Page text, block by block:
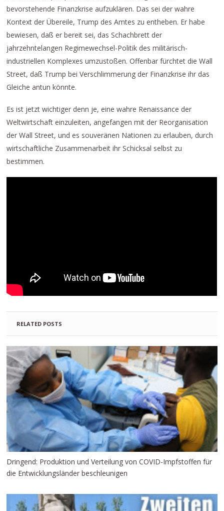
bevorstehende Finanzkrise aufzuklären. Das sei der wahre
Kontext der Übereile, Trump des Amtes zu entheben. Er habe
bewiesen, daß er bereit sei, das Schachbrett der
jahrzehntelangen Regimewechsel-Politik des militärisch-
industriellen Komplexes umzustoßen. Offenbar fürchtet die Wall
Street, daß Trump bei Verschlimmerung der Finanzkrise ihr das
Gleiche antun könnte.
Es ist jetzt wichtiger denn je, eine wahre Renaissance der
Weltwirtschaft einzuleiten, angefangen mit der Reorganisation
der Wall Street, und es souveränen Nationen zu erlauben, durch
wirtschaftliche Zusammenarbeit ihr Schicksal selbst zu
bestimmen.
RELATED POSTS
Dringend: Produktion und Verteilung von COVID-Impfstoffen für
die Entwicklungsländer beschleunigen